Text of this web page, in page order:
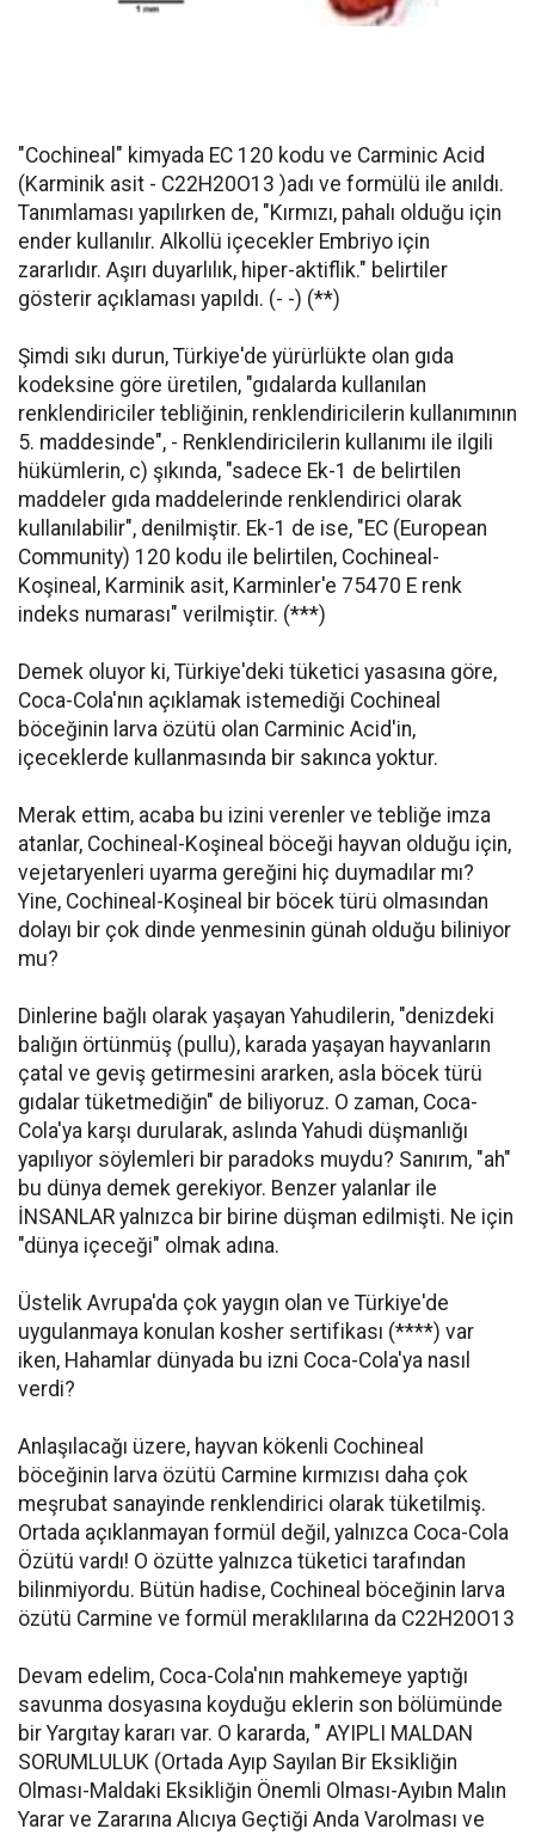
"Cochineal" kimyada EC 120 kodu ve Carminic Acid
(Karminik asit - C22H20O13 )adı ve formülü ile anıldı.
Tanımlaması yapılırken de, "Kırmızı, pahalı olduğu için
ender kullanılır. Alkollü içecekler Embriyo için
zararlıdır. Aşırı duyarlılık, hiper-aktiflik." belirtiler
gösterir açıklaması yapıldı. (- -) (**)
Şimdi sıkı durun, Türkiye'de yürürlükte olan gıda
kodeksine göre üretilen, "gıdalarda kullanılan
renklendiriciler tebliğinin, renklendiricilerin kullanımının
5. maddesinde", - Renklendiricilerin kullanımı ile ilgili
hükümlerin, c) şıkında, "sadece Ek-1 de belirtilen
maddeler gıda maddelerinde renklendirici olarak
kullanılabilir", denilmiştir. Ek-1 de ise, "EC (European
Community) 120 kodu ile belirtilen, Cochineal-
Koşineal, Karminik asit, Karminler'e 75470 E renk
indeks numarası" verilmiştir. (***)
Demek oluyor ki, Türkiye'deki tüketici yasasına göre,
Coca-Cola'nın açıklamak istemediği Cochineal
böceğinin larva özütü olan Carminic Acid'in,
içeceklerde kullanmasında bir sakınca yoktur.
Merak ettim, acaba bu izini verenler ve tebliğe imza
atanlar, Cochineal-Koşineal böceği hayvan olduğu için,
vejetaryenleri uyarma gereğini hiç duymadılar mı?
Yine, Cochineal-Koşineal bir böcek türü olmasından
dolayı bir çok dinde yenmesinin günah olduğu biliniyor
mu?
Dinlerine bağlı olarak yaşayan Yahudilerin, "denizdeki
balığın örtünmüş (pullu), karada yaşayan hayvanların
çatal ve geviş getirmesini ararken, asla böcek türü
gıdalar tüketmediğin" de biliyoruz. O zaman, Coca-
Cola'ya karşı durularak, aslında Yahudi düşmanlığı
yapılıyor söylemleri bir paradoks muydu? Sanırım, "ah"
bu dünya demek gerekiyor. Benzer yalanlar ile
İNSANLAR yalnızca bir birine düşman edilmişti. Ne için
"dünya içeceği" olmak adına.
Üstelik Avrupa'da çok yaygın olan ve Türkiye'de
uygulanmaya konulan kosher sertifikası (****) var
iken, Hahamlar dünyada bu izni Coca-Cola'ya nasıl
verdi?
Anlaşılacağı üzere, hayvan kökenli Cochineal
böceğinin larva özütü Carmine kırmızısı daha çok
meşrubat sanayinde renklendirici olarak tüketilmiş.
Ortada açıklanmayan formül değil, yalnızca Coca-Cola
Özütü vardı! O özütte yalnızca tüketici tarafından
bilinmiyordu. Bütün hadise, Cochineal böceğinin larva
özütü Carmine ve formül meraklılarına da C22H20O13
Devam edelim, Coca-Cola'nın mahkemeye yaptığı
savunma dosyasına koyduğu eklerin son bölümünde
bir Yargıtay kararı var. O kararda, " AYIPLI MALDAN
SORUMLULUK (Ortada Ayıp Sayılan Bir Eksikliğin
Olması-Maldaki Eksikliğin Önemli Olması-Ayıbın Malın
Yarar ve Zararına Alıcıya Geçtiği Anda Varolması ve